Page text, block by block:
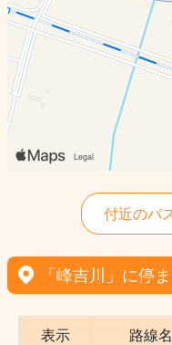
付近のバ
「峰吉川」に停
表示 路線名